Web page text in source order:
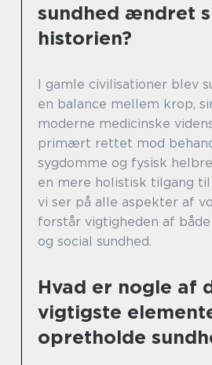
sundhed ændret
historien?
I gamle civilisationer blev
en balance mellem krop,
moderne medicinske
primært rettet mod
sygdomme og fysisk
en mere holistisk tilgang til
vi ser på alle aspekter af
forstår vigtigheden af
og social sundhed.
Hvad er nogle af
vigtigste
opretholde